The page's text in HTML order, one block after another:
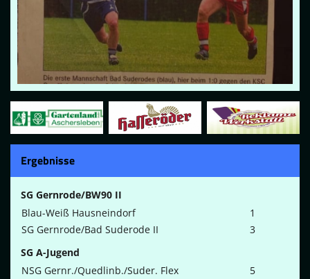
Ergebnisse
SG Gernrode/BW90 II
Blau-Weiß Hausneindorf
1
SG Gernrode/Bad Suderode II
3
SG A-Jugend
NSG Gernr./Quedlinb./Suder. Flex
5